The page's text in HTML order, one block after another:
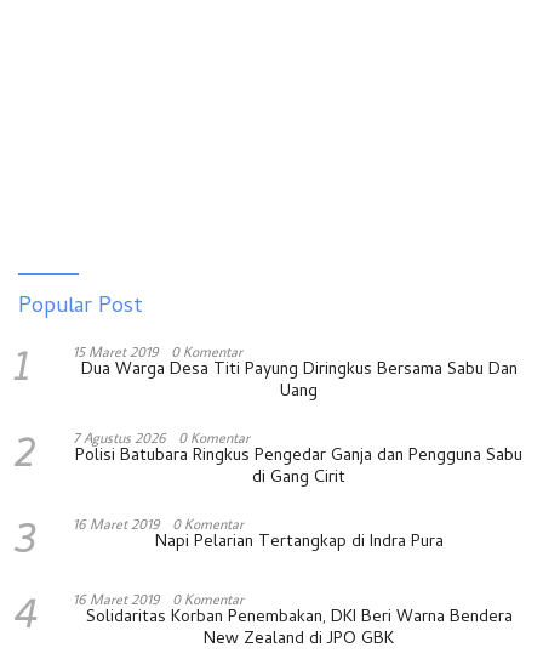
Popular Post
1 15 Maret 2019 0 Komentar
Dua Warga Desa Titi Payung Diringkus Bersama Sabu Dan
Uang
2 7 Agustus 2026 0 Komentar
Polisi Batubara Ringkus Pengedar Ganja dan Pengguna Sabu
di Gang Cirit
3 16 Maret 2019 0 Komentar
Napi Pelarian Tertangkap di Indra Pura
4 16 Maret 2019 0 Komentar
Solidaritas Korban Penembakan, DKI Beri Warna Bendera
New Zealand di JPO GBK